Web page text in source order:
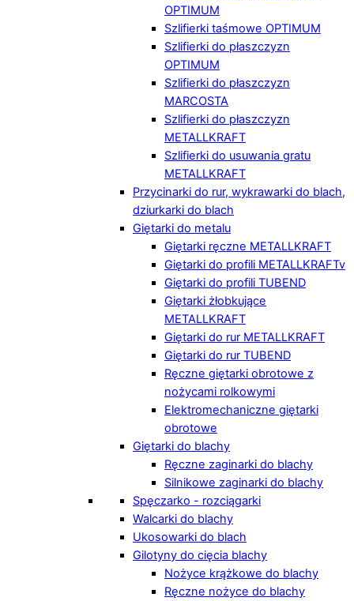
OPTIMUM
Szlifierki taśmowe OPTIMUM
Szlifierki do płaszczyzn
OPTIMUM
Szlifierki do płaszczyzn
MARCOSTA
Szlifierki do płaszczyzn
METALLKRAFT
Szlifierki do usuwania gratu
METALLKRAFT
Przycinarki do rur, wykrawarki do blach,
dziurkarki do blach
Giętarki do metalu
Giętarki ręczne METALLKRAFT
Giętarki do profili METALLKRAFTv
Giętarki do profili TUBEND
Giętarki żłobkujące
METALLKRAFT
Giętarki do rur METALLKRAFT
Giętarki do rur TUBEND
Ręczne giętarki obrotowe z
nożycami rolkowymi
Elektromechaniczne giętarki
obrotowe
Giętarki do blachy
Ręczne zaginarki do blachy
Silnikowe zaginarki do blachy
Spęczarko - rozciągarki
Walcarki do blachy
Ukosowarki do blach
Gilotyny do cięcia blachy
Nożyce krążkowe do blachy
Ręczne nożyce do blachy